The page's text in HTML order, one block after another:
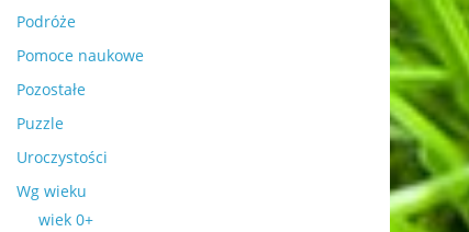
Podróże
Pomoce naukowe
Pozostałe
Puzzle
Uroczystości
Wg wieku
wiek 0+